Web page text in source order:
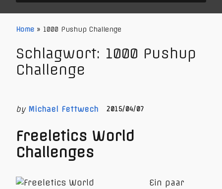
Home » 1000 Pushup Challenge
Schlagwort: 1000 Pushup
Challenge
by Michael Fettwech 2015/04/07
Freeletics World
Challenges
Ein paar